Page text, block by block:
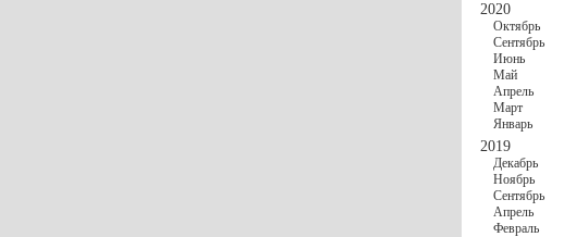
2020
Октябрь
Сентябрь
Июнь
Май
Апрель
Март
Январь
2019
Декабрь
Ноябрь
Сентябрь
Апрель
Февраль